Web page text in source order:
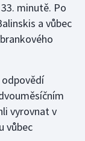
minutě. Po
a vůbec
vyrovnat v
vůbec